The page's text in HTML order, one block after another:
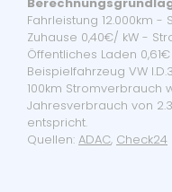
Fahrleistung 12.000km -
Zuhause 0,40€/ kW -
Öffentliches Laden
Beispielfahrzeug VW
100km Stromverbrauch
Jahresverbrauch von
entspricht.
Quellen: ADAC, Check24